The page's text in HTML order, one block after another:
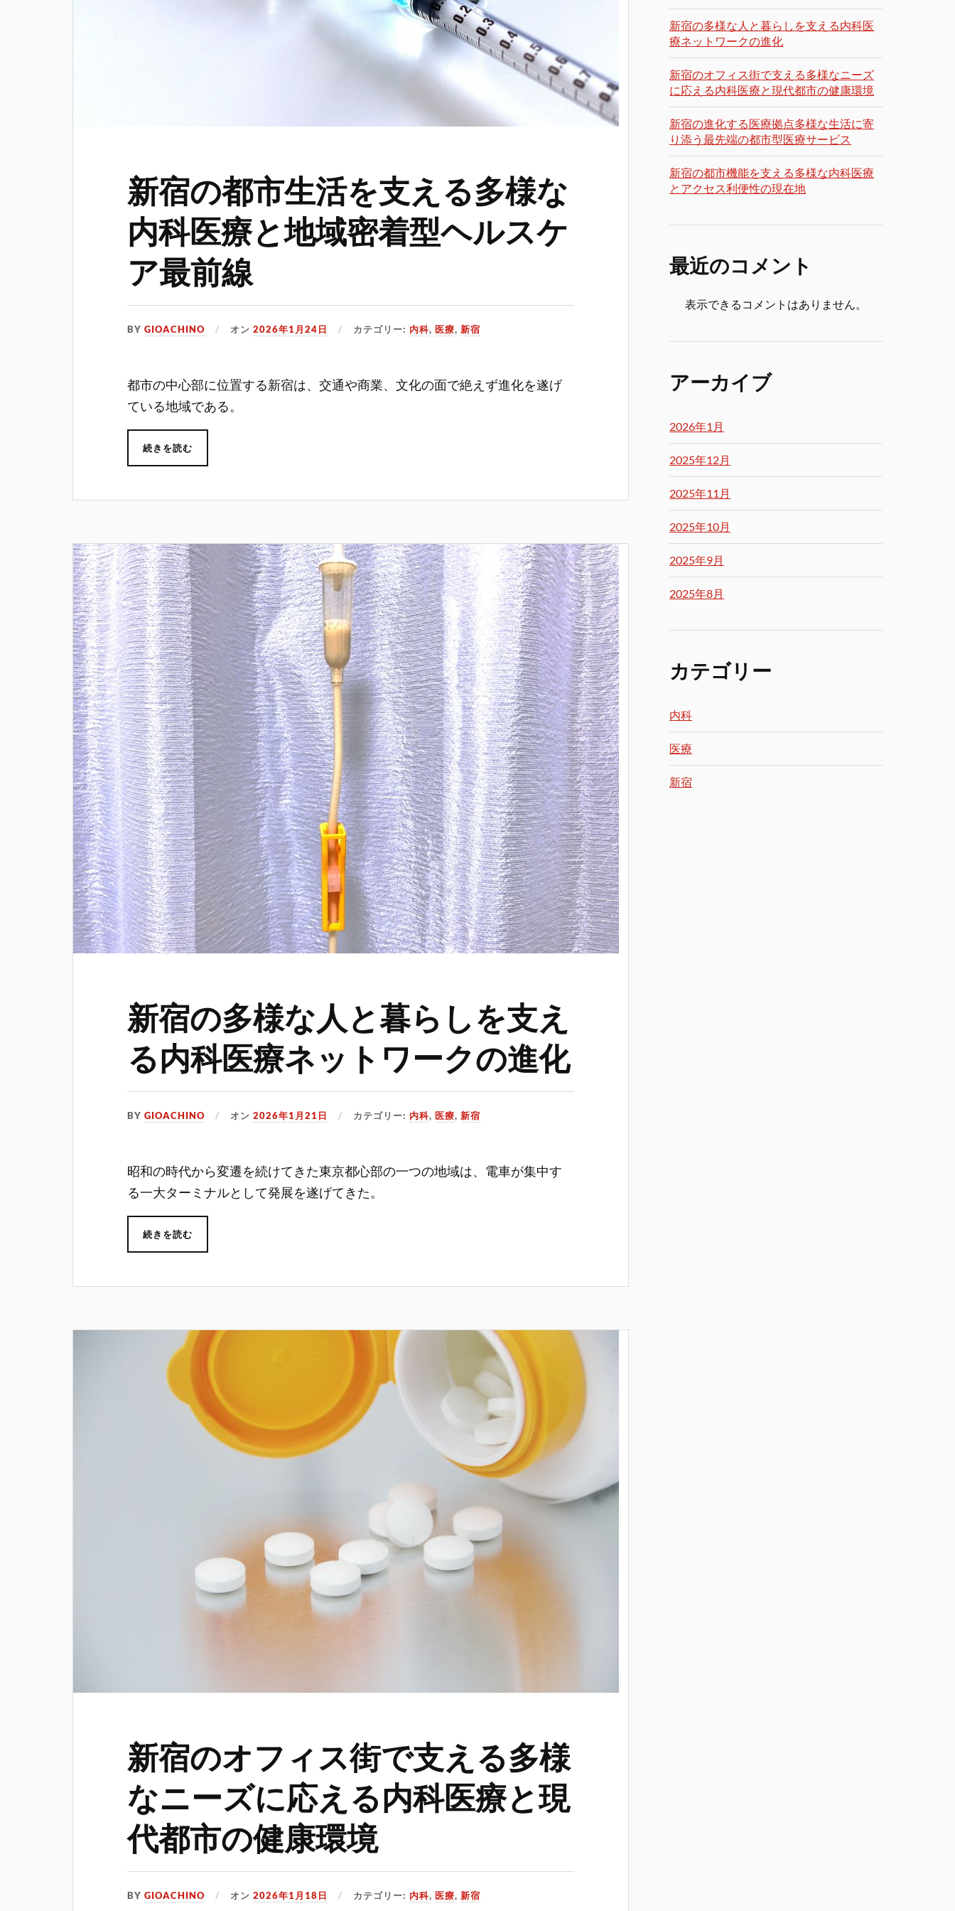
新宿の都市生活を支える多様な
内科医療と地域密着型ヘルスケ
ア最前線
BYGIOACHINO オン2026年1月24日 カテゴリー: 内科, 医療,新宿
都市の中心部に位置する新宿は、交通や商業、文化の面で絶えず進化を遂げ
ている地域である。
続きを読む
新宿の多様な人と暮らしを支え
る内科医療ネットワークの進化
BYGIOACHINO オン2026年1月21日 カテゴリー: 内科, 医療,新宿
昭和の時代から変遷を続けてきた東京都心部の一つの地域は、電車が集中す
る一大ターミナルとして発展を遂げてきた。
続きを読む
新宿のオフィス街で支える多様
なニーズに応える内科医療と現
代都市の健康環境
BYGIOACHINO オン2026年1月18日 カテゴリー: 内科,医療,新宿
新宿の多様な人と暮らしを支える内科医
療ネットワークの進化
新宿のオフィス街で支える多様なニーズ
に応える内科医療と現代都市の健康環境
新宿の進化する医療拠点多様な生活に寄
り添う最先端の都市型医療サービス
新宿の都市機能を支える多様な内科医療
とアクセス利便性の現在地
最近のコメント
表示できるコメントはありません。
アーカイブ
2026年1月
2025年12月
2025年11月
2025年10月
2025年9月
2025年8月
カテゴリー
内科
医療
新宿